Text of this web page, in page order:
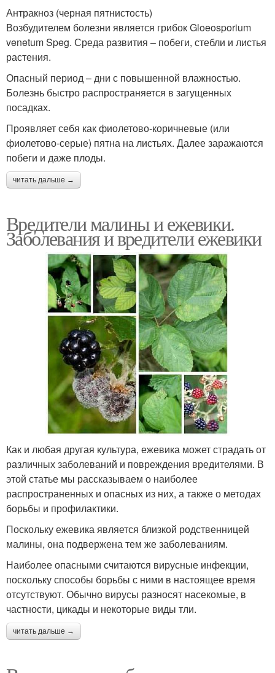
Антракноз (черная пятнистость)
Возбудителем болезни является грибок Gloeosporium
venetum Speg. Среда развития – побеги, стебли и листья
растения.
Опасный период – дни с повышенной влажностью.
Болезнь быстро распространяется в загущенных
посадках.
Проявляет себя как фиолетово-коричневые (или
фиолетово-серые) пятна на листьях. Далее заражаются
побеги и даже плоды.
читать дальше →
Вредители малины и ежевики.
Заболевания и вредители ежевики
Как и любая другая культура, ежевика может страдать от
различных заболеваний и повреждения вредителями. В
этой статье мы рассказываем о наиболее
распространенных и опасных из них, а также о методах
борьбы и профилактики.
Поскольку ежевика является близкой родственницей
малины, она подвержена тем же заболеваниям.
Наиболее опасными считаются вирусные инфекции,
поскольку способы борьбы с ними в настоящее время
отсутствуют. Обычно вирусы разносят насекомые, в
частности, цикады и некоторые виды тли.
читать дальше →